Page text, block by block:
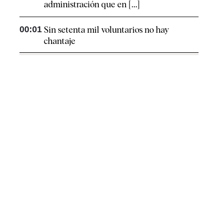
administración que en [...]
00:01 Sin setenta mil voluntarios no hay
chantaje